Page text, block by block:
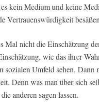
kein Medium und keine
Vertrauenswürdigkeit
Mal nicht die Einschätzung
wie das ihrer
sozialen Umfeld sehen. Dann
Denn was man über sich
anderen sagen lassen.